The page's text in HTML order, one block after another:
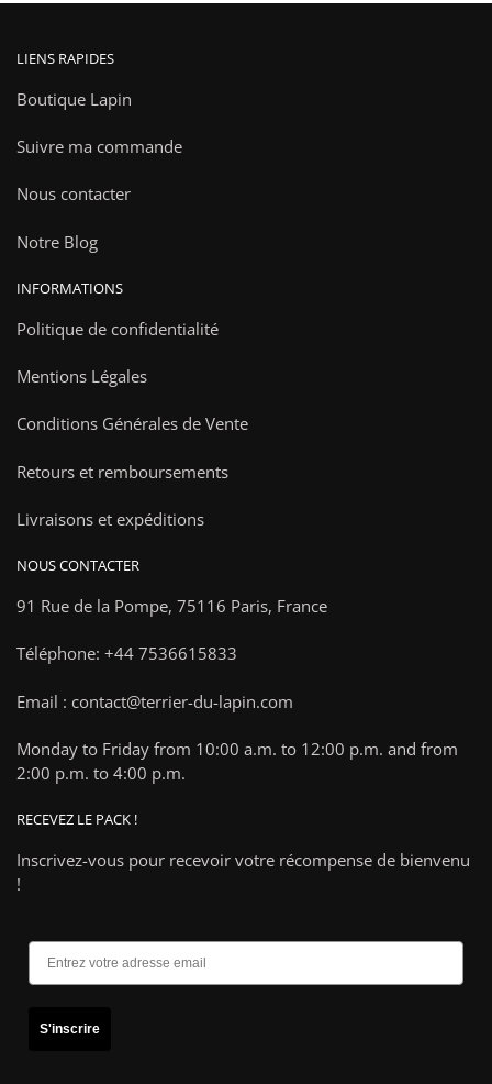
LIENS RAPIDES
Boutique Lapin
Suivre ma commande
Nous contacter
Notre Blog
INFORMATIONS
Politique de confidentialité
Mentions Légales
Conditions Générales de Vente
Retours et remboursements
Livraisons et expéditions
NOUS CONTACTER
91 Rue de la Pompe, 75116 Paris, France
Téléphone: +44 7536615833
Email : contact@terrier-du-lapin.com
Monday to Friday from 10:00 a.m. to 12:00 p.m. and from
2:00 p.m. to 4:00 p.m.
RECEVEZ LE PACK !
Inscrivez-vous pour recevoir votre récompense de bienvenu
!
S'inscrire